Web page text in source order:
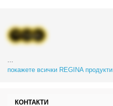
...
покажете всички REGINA продукти
КОНТАКТИ